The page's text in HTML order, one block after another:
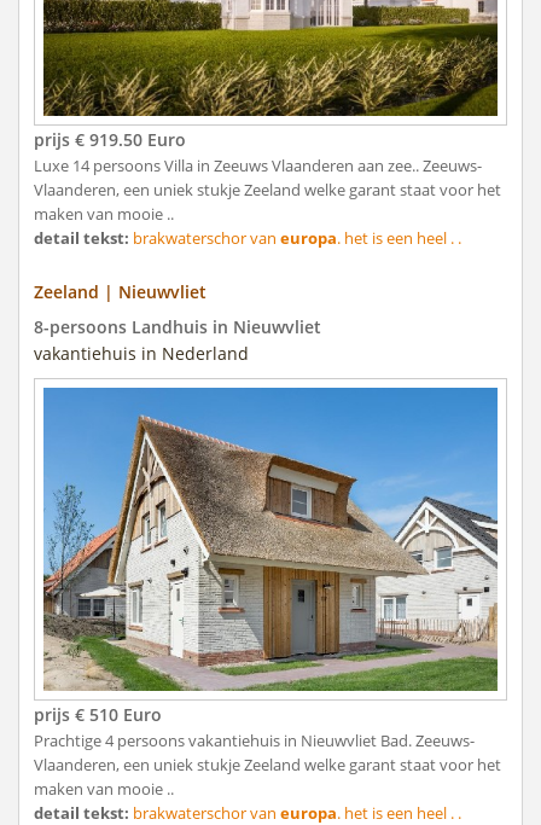
prijs € 919.50 Euro
Luxe 14 persoons Villa in Zeeuws Vlaanderen aan zee.. Zeeuws-
Vlaanderen, een uniek stukje Zeeland welke garant staat voor het
maken van mooie ..
detail tekst: brakwaterschor van europa. het is een heel . .
Zeeland | Nieuwvliet
8-persoons Landhuis in Nieuwvliet
vakantiehuis in Nederland
prijs € 510 Euro
Prachtige 4 persoons vakantiehuis in Nieuwvliet Bad. Zeeuws-
Vlaanderen, een uniek stukje Zeeland welke garant staat voor het
maken van mooie ..
detail tekst: brakwaterschor van europa. het is een heel . .